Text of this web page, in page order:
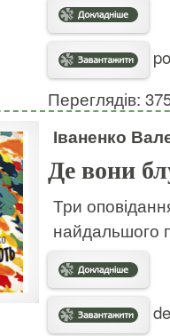
Переглядів:
Іваненко
Де вони
Три
найдальшого